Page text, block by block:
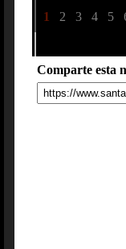
1 2 3 4 5
Comparte esta